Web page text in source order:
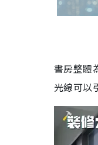
書房整體
光線可以